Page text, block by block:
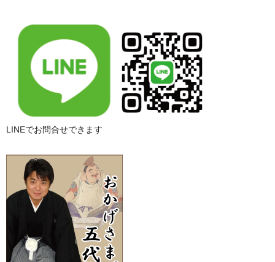
LINEでお問合せできます